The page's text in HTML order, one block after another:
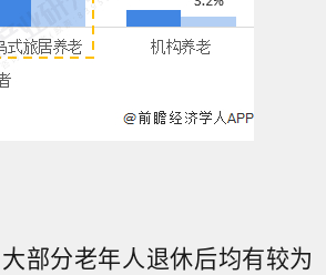
部分老年人退休后均有较为